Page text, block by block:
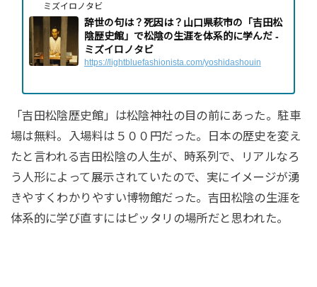
ミズイロノタビ
辞世の句は？死因は？山口県萩市の「吉田松
陰歴史館」で松陰の生涯を体系的に学んだ -
ミズイロノタビ
https://lightbluefashionista.com/yoshidashouin
「吉田松陰歴史館」は松陰神社の目の前にあった。駐車
場は無料。入場料は５００円だった。日本の歴史を変え
たと言われる吉田松陰の人生が、時系列で、リアルなろ
う人形によって展示されていたので、実にイメージが湧
きやすくわかりやすい博物館だった。吉田松陰の生涯を
体系的に学び直すにはピッタリの場所だと思われた。